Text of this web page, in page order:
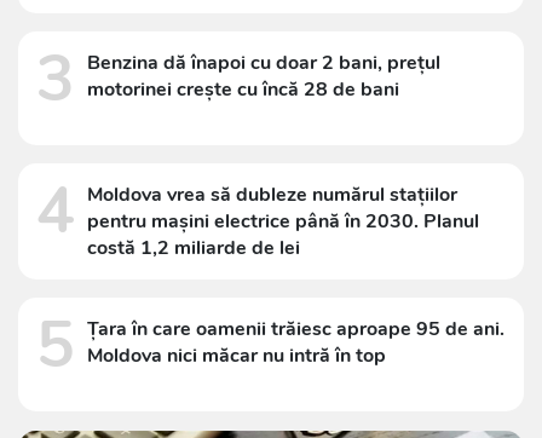
3
Benzina dă înapoi cu doar 2 bani, prețul
motorinei crește cu încă 28 de bani
4 Moldova vrea să dubleze numărul stațiilor
pentru mașini electrice până în 2030. Planul
costă 1,2 miliarde de lei
5 Țara în care oamenii trăiesc aproape 95 de ani.
Moldova nici măcar nu intră în top